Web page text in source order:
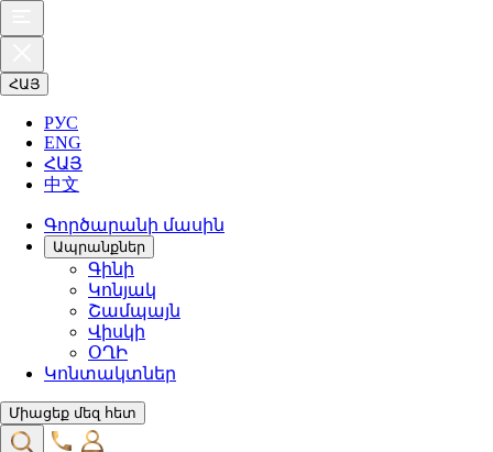
ՀԱՅ
РУС
ENG
ՀԱՅ
中文
Գործարանի մասին
Ապրանքներ
Գինի
Կոնյակ
Շամպայն
Վիսկի
ՕՂԻ
Կոնտակտներ
Միացեք մեզ հետ